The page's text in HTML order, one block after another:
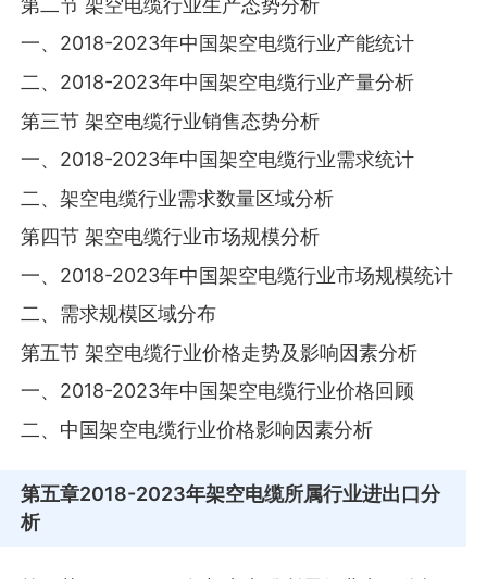
第二节 架空电缆行业生产态势分析
一、2018-2023年中国架空电缆行业产能统计
二、2018-2023年中国架空电缆行业产量分析
第三节 架空电缆行业销售态势分析
一、2018-2023年中国架空电缆行业需求统计
二、架空电缆行业需求数量区域分析
第四节 架空电缆行业市场规模分析
一、2018-2023年中国架空电缆行业市场规模统计
二、需求规模区域分布
第五节 架空电缆行业价格走势及影响因素分析
一、2018-2023年中国架空电缆行业价格回顾
二、中国架空电缆行业价格影响因素分析
第五章2018-2023年架空电缆所属行业进出口分
析